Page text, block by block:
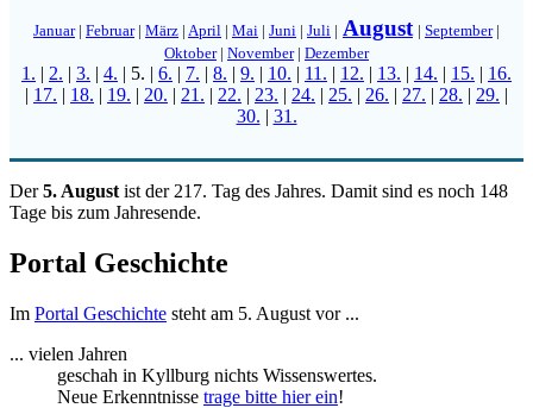
Januar| Februar| März | April | Mai | Juni | Juli | August | September|
Oktober| November| Dezember
1. | 2. | 3. | 4. | 5. | 6. | 7. | 8. | 9. | 10. | 11. | 12. | 13. | 14. | 15. | 16.
| 17. | 18. | 19. | 20. | 21. | 22. | 23. | 24. | 25. | 26. | 27. | 28. | 29. |
30. | 31.
Der5. August ist der 217. Tag des Jahres. Damit sind es noch 148
Tage bis zum Jahresende.
Portal Geschichte
Im Portal Geschichte steht am 5. August vor ...
... vielen Jahren
geschah in Kyllburg nichts Wissenswertes.
Neue Erkenntnisse trage bitte hier ein!